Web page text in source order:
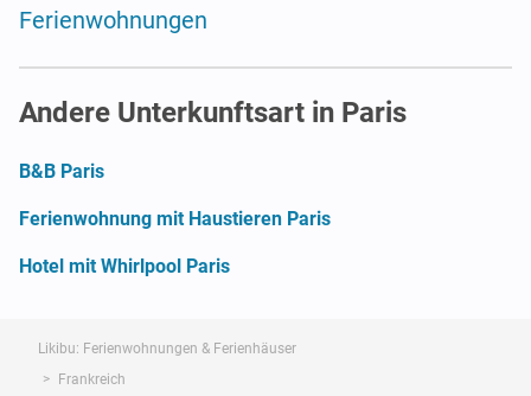
Ferienwohnungen
Andere Unterkunftsart in Paris
B&B Paris
Ferienwohnung mit Haustieren Paris
Hotel mit Whirlpool Paris
Likibu: Ferienwohnungen & Ferienhäuser
Frankreich